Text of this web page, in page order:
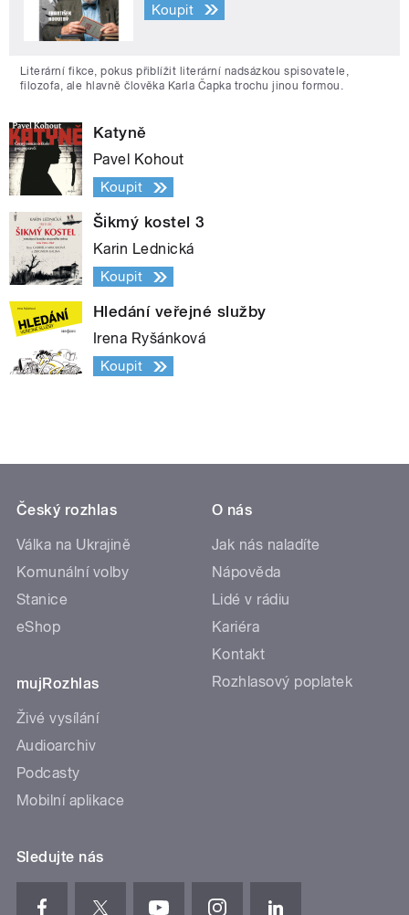
Koupit
Literární fikce, pokus přiblížit literární nadsázkou spisovatele,
filozofa, ale hlavně člověka Karla Čapka trochu jinou formou.
Katyně
Pavel Kohout
Koupit
Šikmý kostel 3
Karin Lednická
Koupit
Hledání veřejné služby
Irena Ryšánková
Koupit
Český rozhlas
Válka na Ukrajině
Komunální volby
Stanice
eShop
mujRozhlas
Živé vysílání
Audioarchiv
Podcasty
Mobilní aplikace
O nás
Jak nás naladíte
Nápověda
Lidé v rádiu
Kariéra
Kontakt
Rozhlasový poplatek
Sledujte nás